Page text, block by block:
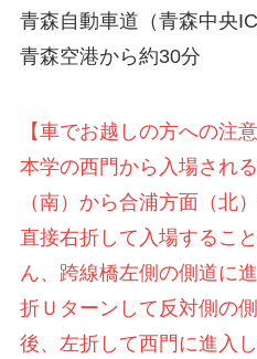
青森自動車道（青森中央
青森空港から約30分
【車でお越しの方への注意
本学の西門から入場され
（南）から合浦方面（北
直接右折して入場するこ
ん、跨線橋左側の側道に
折Ｕターンして反対側の
後、左折して西門に進入